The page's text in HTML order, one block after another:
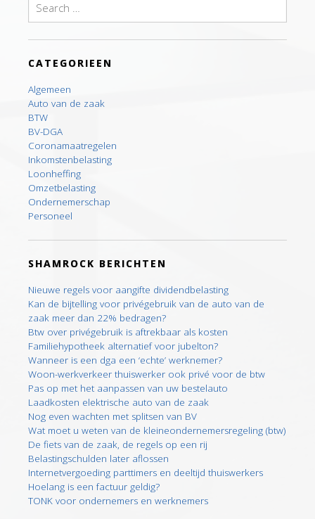
for:
CATEGORIEEN
Algemeen
Auto van de zaak
BTW
BV-DGA
Coronamaatregelen
Inkomstenbelasting
Loonheffing
Omzetbelasting
Ondernemerschap
Personeel
SHAMROCK BERICHTEN
Nieuwe regels voor aangifte dividendbelasting
Kan de bijtelling voor privégebruik van de auto van de
zaak meer dan 22% bedragen?
Btw over privégebruik is aftrekbaar als kosten
Familiehypotheek alternatief voor jubelton?
Wanneer is een dga een ‘echte’ werknemer?
Woon-werkverkeer thuiswerker ook privé voor de btw
Pas op met het aanpassen van uw bestelauto
Laadkosten elektrische auto van de zaak
Nog even wachten met splitsen van BV
Wat moet u weten van de kleineondernemersregeling (btw)
De fiets van de zaak, de regels op een rij
Belastingschulden later aflossen
Internetvergoeding parttimers en deeltijd thuiswerkers
Hoelang is een factuur geldig?
TONK voor ondernemers en werknemers